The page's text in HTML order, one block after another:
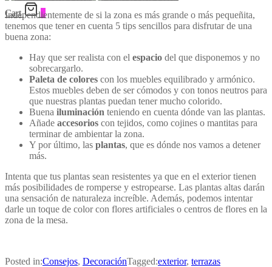
Cart 0
Independientemente de si la zona es más grande o más pequeñita,
tenemos que tener en cuenta 5 tips sencillos para disfrutar de una
buena zona:
Hay que ser realista con el espacio del que disponemos y no
sobrecargarlo.
Paleta de colores con los muebles equilibrado y armónico.
Estos muebles deben de ser cómodos y con tonos neutros para
que nuestras plantas puedan tener mucho colorido.
Buena iluminación teniendo en cuenta dónde van las plantas.
Añade accesorios con tejidos, como cojines o mantitas para
terminar de ambientar la zona.
Y por último, las plantas, que es dónde nos vamos a detener
más.
Intenta que tus plantas sean resistentes ya que en el exterior tienen
más posibilidades de romperse y estropearse. Las plantas altas darán
una sensación de naturaleza increíble. Además, podemos intentar
darle un toque de color con flores artificiales o centros de flores en la
zona de la mesa.
Posted in:Consejos, DecoraciónTagged:exterior, terrazas